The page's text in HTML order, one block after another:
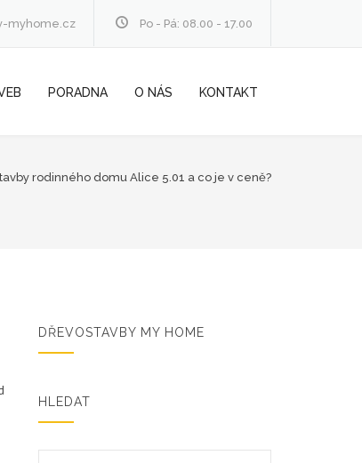
myhome.cz Po - Pá: 08.00 - 17.00
PORADNA O NÁS KONTAKT
rodinného domu Alice 5.01 a co je v ceně?
DŘEVOSTAVBY MY HOME
HLEDAT